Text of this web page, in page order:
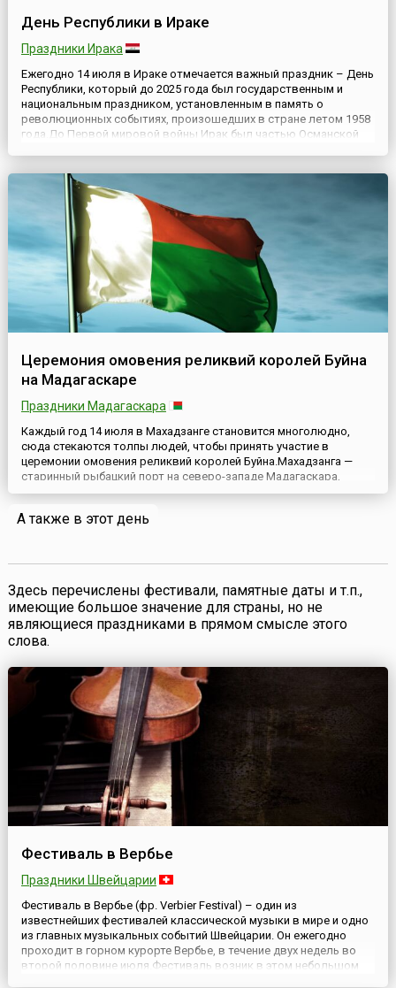
День Республики в Ираке
Праздники Ирака
Ежегодно 14 июля в Ираке отмечается важный праздник – День
Республики, который до 2025 года был государственным и
национальным праздником, установленным в память о
революционных событиях, произошедших в стране летом 1958
года.До Первой мировой войны Ирак был частью Османской
Церемония омовения реликвий королей Буйна
на Мадагаскаре
Праздники Мадагаскара
Каждый год 14 июля в Махадзанге становится многолюдно,
сюда стекаются толпы людей, чтобы принять участие в
церемонии омовения реликвий королей Буйна.Махадзанга —
старинный рыбацкий порт на северо-западе Мадагаскара,
положивший начало сакалавскому королевству Буйна.
от «Mji angaia», что на языке суахили означает «город цветов».
А также в этот день
Здесь перечислены фестивали, памятные даты и т.п.,
имеющие большое значение для страны, но не
являющиеся праздниками в прямом смысле этого
слова.
Фестиваль в Вербье
Праздники Швейцарии
Фестиваль в Вербье (фр. Verbier Festival) – один из
известнейших фестивалей классической музыки в мире и одно
из главных музыкальных событий Швейцарии. Он ежегодно
проходит в горном курорте Вербье, в течение двух недель во
второй половине июля.Фестиваль возник в этом небольшом